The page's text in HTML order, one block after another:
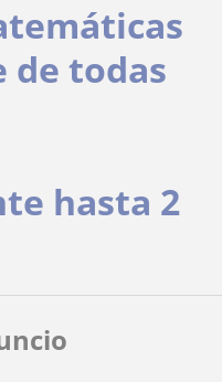
de todas
hasta 2